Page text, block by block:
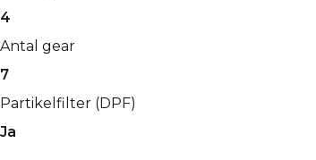
4
Antal gear
7
Partikelfilter (DPF)
Ja